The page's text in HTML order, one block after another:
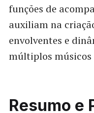
funções de
auxiliam na
envolventes e
múltiplos músicos
Resumo e